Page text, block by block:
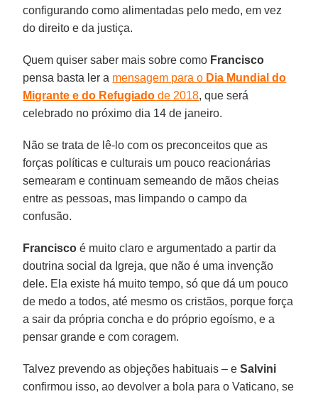
configurando como alimentadas pelo medo, em vez
do direito e da justiça.
Quem quiser saber mais sobre como Francisco
pensa basta ler a mensagem para o Dia Mundial do
Migrante e do Refugiado de 2018, que será
celebrado no próximo dia 14 de janeiro.
Não se trata de lê-lo com os preconceitos que as
forças políticas e culturais um pouco reacionárias
semearam e continuam semeando de mãos cheias
entre as pessoas, mas limpando o campo da
confusão.
Francisco é muito claro e argumentado a partir da
doutrina social da Igreja, que não é uma invenção
dele. Ela existe há muito tempo, só que dá um pouco
de medo a todos, até mesmo os cristãos, porque força
a sair da própria concha e do próprio egoísmo, e a
pensar grande e com coragem.
Talvez prevendo as objeções habituais – eSalvini
confirmou isso, ao devolver a bola para o Vaticano, se